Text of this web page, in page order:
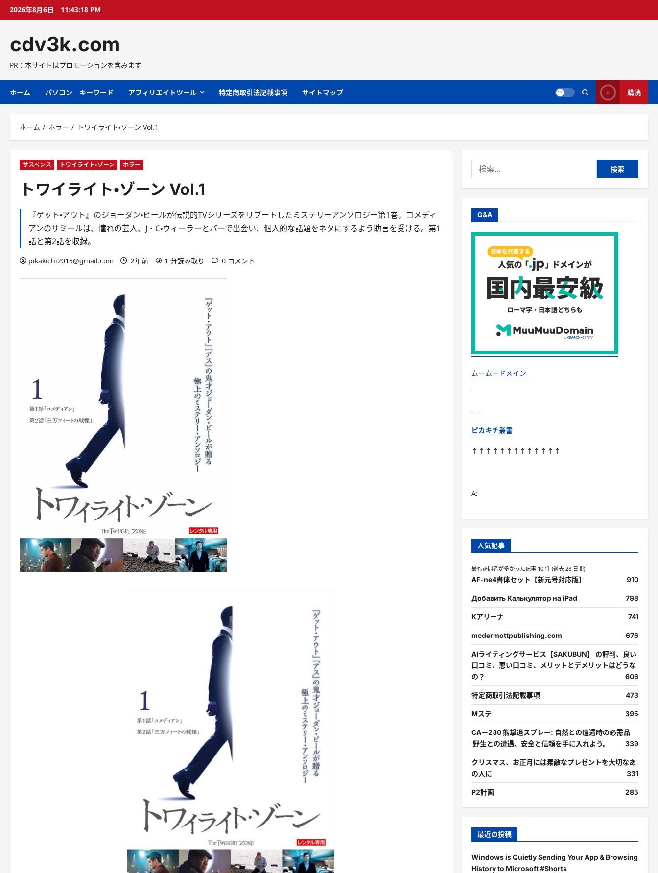
プ
2026年8月6日 11:43:19 PM
cdv3k.com
PR：本サイトはプロモーションを含みます
ホーム パソコン キーワード アフィリエイトツール 特定商取引法記載事項 サイトマップ 購読
ホーム ホラー トワイライト・ゾーン Vol.1
サスペンス トワイライト・ゾーン ホラー
トワイライト・ゾーン Vol.1
『ゲット・アウト』のジョーダン・ピールが伝説的TVシリーズをリブートしたミステリーアンソロジー第1巻。コメディ
アンのサミールは、憧れの芸人、J・C・ウィーラーとバーで出会い、個人的な話題をネタにするよう助言を受ける。第1
話と第2話を収録。
pikakichi2015@gmail.com 2年前 1 分読み取り 0 コメント
索:
G&A
ムームードメイン
ピカキチ叢書
↑↑↑↑↑↑↑↑↑↑↑↑↑
A:
人気記事
最も訪問者が多かった記事 10 件 (過去 28 日間)
AF-ne4書体セット【新元号対応版】 910
Добавить Калькулятор на iPad 798
Kアリーナ 741
mcdermottpublishing.com 676
AIライティングサービス【SAKUBUN】 の評判、良い
口コミ、悪い口コミ、メリットとデメリットはどうな
の？
606
特定商取引法記載事項 473
Mステ 395
CAー230 熊撃退スプレー: 自然との遭遇時の必需品
野生との遭遇、安全と信頼を手に入れよう。
339
クリスマス、お正月には素敵なプレゼントを大切なあ
の人に
331
P2計画 285
最近の投稿
Windows is Quietly Sending Your App & Browsing
History to Microsoft #Shorts